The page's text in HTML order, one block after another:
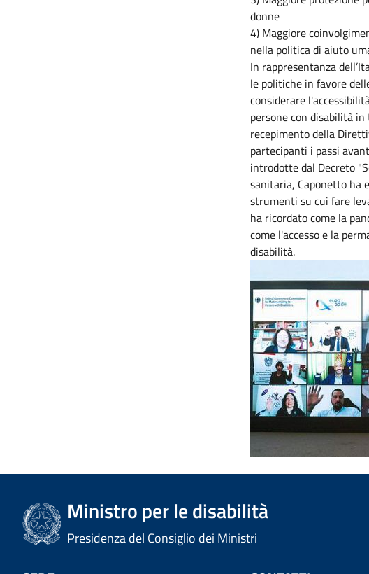
donne
4) Maggiore
nella politica di aiuto
In rappresentanza
le politiche in favore
considerare
persone con disabilità
recepimento della
partecipanti i passi
introdotte dal Decreto
sanitaria, Caponetto ha
strumenti su cui fare
ha ricordato come la
come l'accesso e la
disabilità.
Ministro per le disabilità
Presidenza del Consiglio dei Ministri